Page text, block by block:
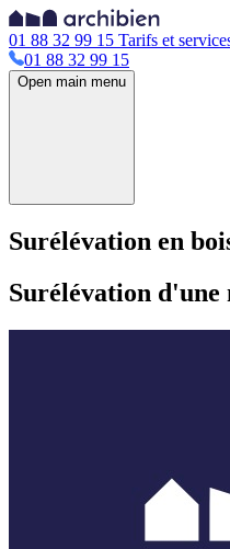
01 88 32 99 15 Tarifs et
01 88 32 99 15
Open main menu
Surélévation en
Surélévation d'une